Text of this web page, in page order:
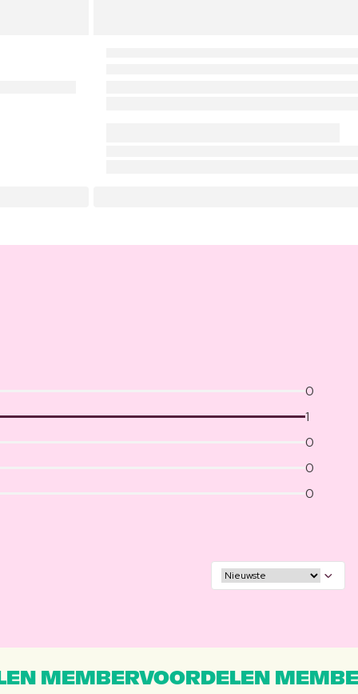
0
1
0
0
0
MEMBERVOORDELEN